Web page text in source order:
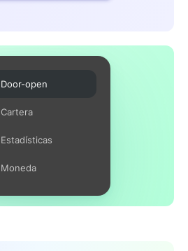
Door-open
Cartera
Estadísticas
Moneda